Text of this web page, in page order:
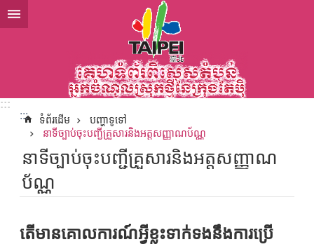
ទៅកាន់មាតិកាប្លុកមាតិកាសំខាន់
:::
:::
ទំព័រដើម
បញ្ហាទូទៅ
នាទីច្បាប់ចុះបញ្ជីគ្រួសារនិងអត្តសញ្ញាណប័ណ្ណ
នាទីច្បាប់ចុះបញ្ជីគ្រួសារនិងអត្តសញ្ញាណ
ប័ណ្ណ
តើមានគោលការណ៍អ្វីខ្លះទាក់ទងនឹងការប្រើ